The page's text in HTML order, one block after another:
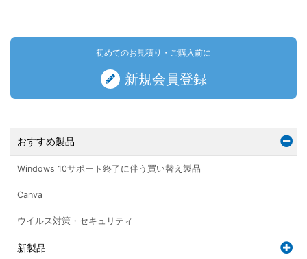
初めてのお見積り・ご購入前に
新規会員登録
おすすめ製品
Windows 10サポート終了に伴う買い替え製品
Canva
ウイルス対策・セキュリティ
新製品